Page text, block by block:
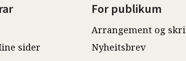
sider
For publikum
Arrangement og
Nyheitsbrev